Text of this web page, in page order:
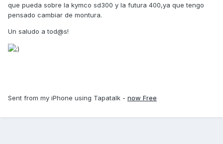
que pueda sobre la kymco sd300 y la futura 400,ya que tengo
pensado cambiar de montura.
Un saludo a tod@s!
Sent from my iPhone using Tapatalk - now Free